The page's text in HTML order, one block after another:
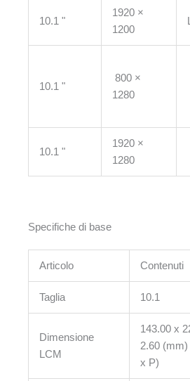
10.1 "
1920 ×
1200
10.1 "
800 ×
1280
10.1 "
1920 ×
1280
Specifiche di base
Articolo Contenuti
Taglia 10.1
Dimensione
LCM
143.00 x
2.60 (mm)
x P)